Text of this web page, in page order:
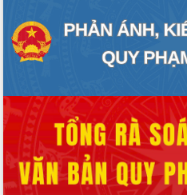
QUY HOẠCH - KẾ HOẠCH